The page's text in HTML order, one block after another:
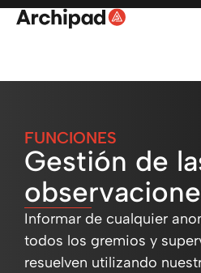
FUNCIONES
Gestión de
Informar de cualquier
todos los gremios y
resuelven utilizando